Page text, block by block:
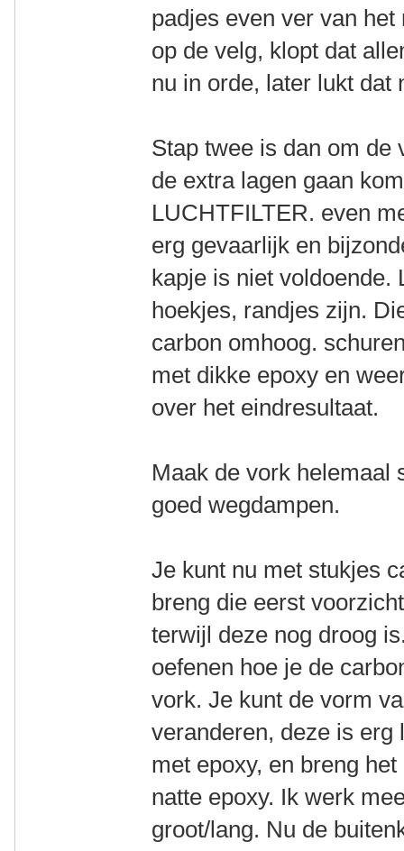
padjes even ver van
op de velg, klopt dat
nu in orde, later lukt dat
Stap twee is dan om de
de extra lagen gaan
LUCHTFILTER. even
erg gevaarlijk en
kapje is niet voldoende.
hoekjes, randjes zijn.
carbon omhoog.
met dikke epoxy en
over het eindresultaat.
Maak de vork helemaal
goed wegdampen.
Je kunt nu met stukjes
breng die eerst
terwijl deze nog droog
oefenen hoe je de
vork. Je kunt de vorm
veranderen, deze is
met epoxy, en breng
natte epoxy. Ik werk
groot/lang. Nu de